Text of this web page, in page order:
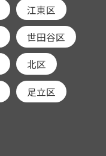
江東区
世田谷区
北区
足立区